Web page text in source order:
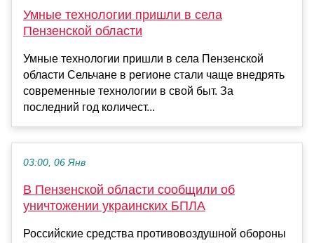
Умные технологии пришли в села
Пензенской области
Умные технологии пришли в села Пензенской
области Сельчане в регионе стали чаще внедрять
современные технологии в свой быт. За
последний год количест...
03:00, 06 Янв
В Пензенской области сообщили об
уничтожении украинских БПЛА
Российские средства противовоздушной обороны